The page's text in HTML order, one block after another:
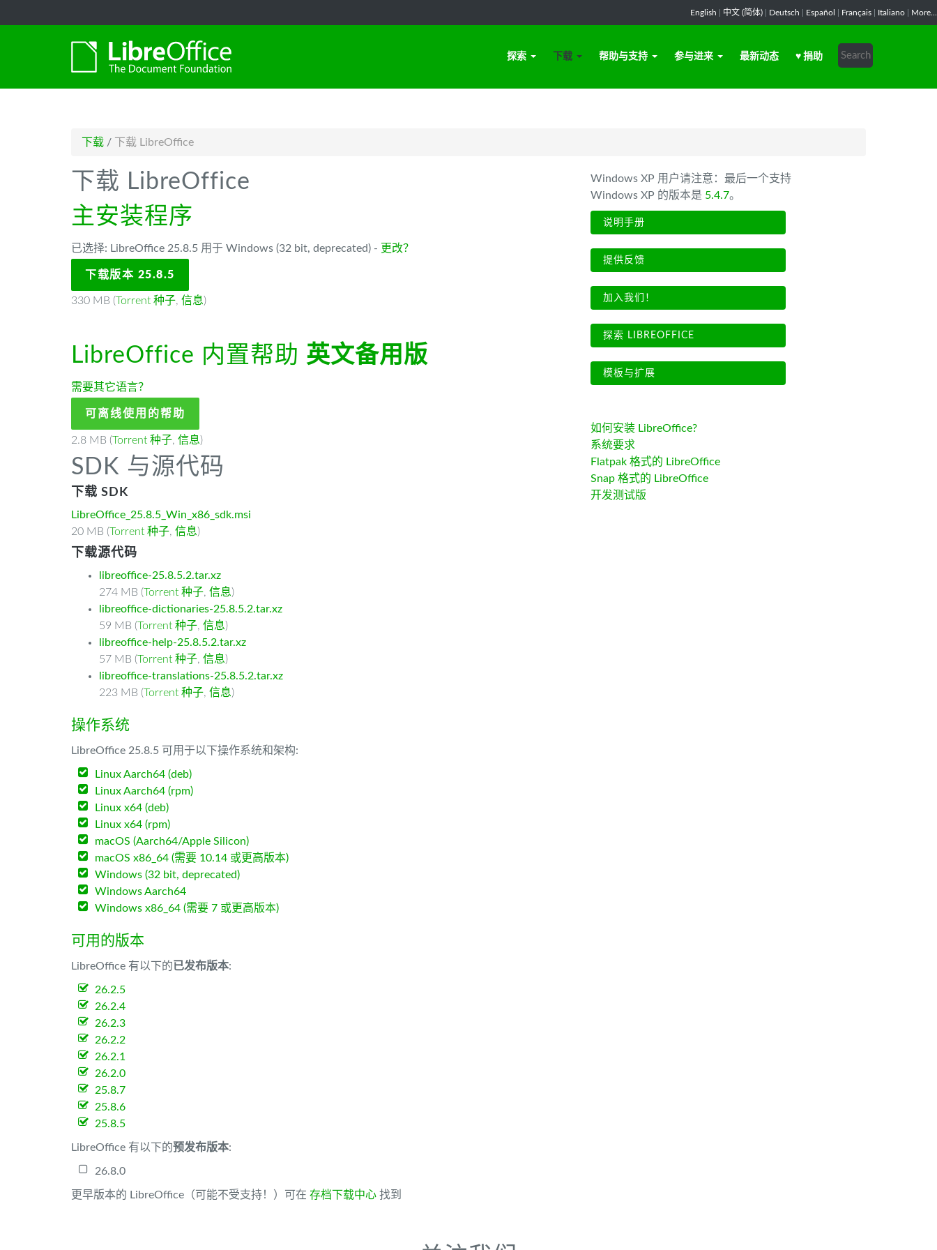
English 中文 (简体) Deutsch Español Français Italiano More...
探索 下载 帮助与支持 参与进来 最新动态 ♥ 捐助
下载 / 下载 LibreOffice
下载 LibreOffice
主安装程序
已选择: LibreOffice 25.8.5 用于 Windows (32 bit, deprecated) - 更改？
下载版本 25.8.5
330 MB (Torrent 种子, 信息)
LibreOffice 内置帮助 英文备用版
需要其它语言？
可离线使用的帮助
2.8 MB (Torrent 种子, 信息)
SDK 与源代码
下载 SDK
LibreOffice_25.8.5_Win_x86_sdk.msi
20 MB (Torrent 种子, 信息)
下载源代码
libreoffice-25.8.5.2.tar.xz
274 MB (Torrent 种子, 信息)
libreoffice-dictionaries-25.8.5.2.tar.xz
59 MB (Torrent 种子, 信息)
libreoffice-help-25.8.5.2.tar.xz
57 MB (Torrent 种子, 信息)
libreoffice-translations-25.8.5.2.tar.xz
223 MB (Torrent 种子, 信息)
操作系统
LibreOffice 25.8.5 可用于以下操作系统和架构:
Linux Aarch64 (deb)
Linux Aarch64 (rpm)
Linux x64 (deb)
Linux x64 (rpm)
macOS (Aarch64/Apple Silicon)
macOS x86_64 (需要 10.14 或更高版本)
Windows (32 bit, deprecated)
Windows Aarch64
Windows x86_64 (需要 7 或更高版本)
可用的版本
LibreOffice 有以下的已发布版本:
26.2.5
26.2.4
26.2.3
26.2.2
26.2.1
26.2.0
25.8.7
25.8.6
25.8.5
LibreOffice 有以下的预发布版本:
26.8.0
更早版本的 LibreOffice（可能不受支持！）可在 存档下载中心 找到
Windows XP 用户请注意：最后一个支持
Windows XP 的版本是 5.4.7。
说明手册
提供反馈
加入我们！
探索 LIBREOFFICE
模板与扩展
如何安装 LibreOffice?
系统要求
Flatpak 格式的 LibreOffice
Snap 格式的 LibreOffice
开发测试版